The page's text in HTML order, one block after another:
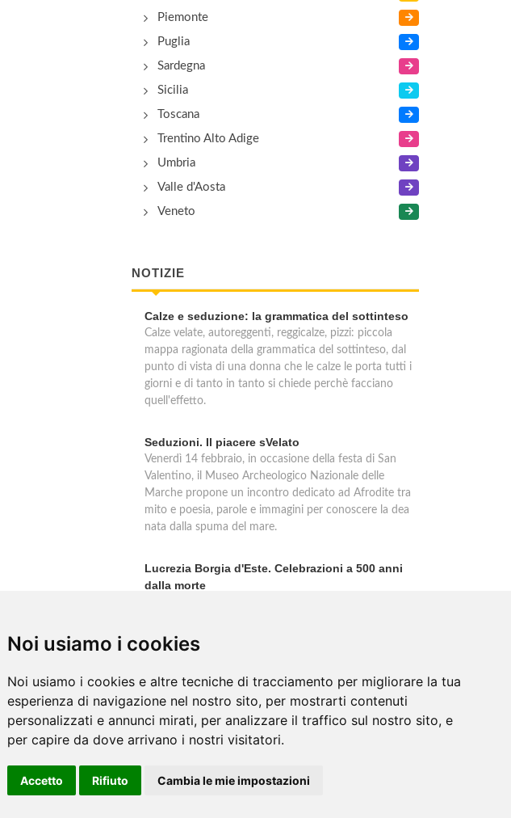
Noi usiamo i cookies
Noi usiamo i cookies e altre tecniche di tracciamento per migliorare la tua
esperienza di navigazione nel nostro sito, per mostrarti contenuti
personalizzati e annunci mirati, per analizzare il traffico sul nostro sito, e
per capire da dove arrivano i nostri visitatori.
Accetto Rifiuto Cambia le mie impostazioni
Piemonte
Puglia
Sardegna
Sicilia
Toscana
Trentino Alto Adige
Umbria
Valle d'Aosta
Veneto
NOTIZIE
Calze e seduzione: la grammatica del sottinteso
Calze velate, autoreggenti, reggicalze, pizzi: piccola
mappa ragionata della grammatica del sottinteso, dal
punto di vista di una donna che le calze le porta tutti i
giorni e di tanto in tanto si chiede perchè facciano
quell'effetto.
Seduzioni. Il piacere sVelato
Venerdì 14 febbraio, in occasione della festa di San
Valentino, il Museo Archeologico Nazionale delle
Marche propone un incontro dedicato ad Afrodite tra
mito e poesia, parole e immagini per conoscere la dea
nata dalla spuma del mare.
Lucrezia Borgia d'Este. Celebrazioni a 500 anni
dalla morte
fortunata tradizione letteraria nata nell''800 e fondata
su infamie create ad arte nel '500.